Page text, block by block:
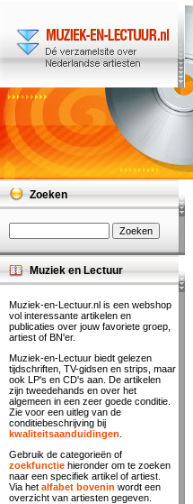
Zoeken
Muziek en Lectuur
Muziek-en-Lectuur.nl is een webshop
vol interessante artikelen en
publicaties over jouw favoriete groep,
artiest of BN'er.
Muziek-en-Lectuur biedt gelezen
tijdschriften, TV-gidsen en strips, maar
ook LP's en CD's aan. De artikelen
zijn tweedehands en over het
algemeen in een zeer goede conditie.
Zie voor een uitleg van de
conditiebeschrijving bij
kwaliteitsaanduidingen
Gebruik de categorieën of
zoekfunctie hieronder om te zoeken
naar een specifiek artikel of artiest.
Via het alfabet bovenin wordt een
overzicht van artiesten gegeven.